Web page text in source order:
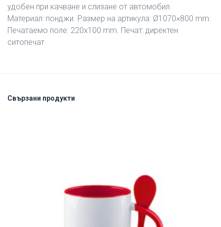
удобен при качване и слизане от автомобил.
Материал: понджи. Размер на артикула: Ø1070×800 mm.
Печатаемо поле: 220х100 mm. Печат: директен
ситопечат
Свързани продукти